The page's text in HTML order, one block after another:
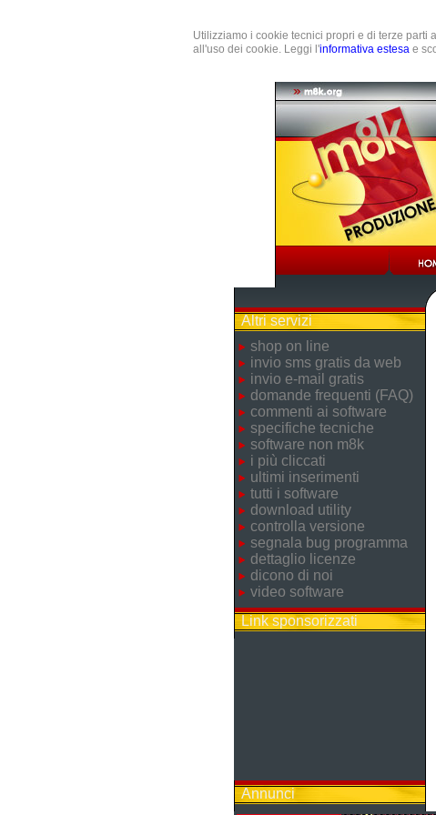
Utilizziamo i cookie tecnici propri e di terze parti
all'uso dei cookie. Leggi l'informativa estesa e
Altri servizi
shop on line
invio sms gratis da web
invio e-mail gratis
domande frequenti (FAQ)
commenti ai software
specifiche tecniche
software non m8k
i più cliccati
ultimi inserimenti
tutti i software
download utility
controlla versione
segnala bug programma
dettaglio licenze
dicono di noi
video software
Link sponsorizzati
Annunci